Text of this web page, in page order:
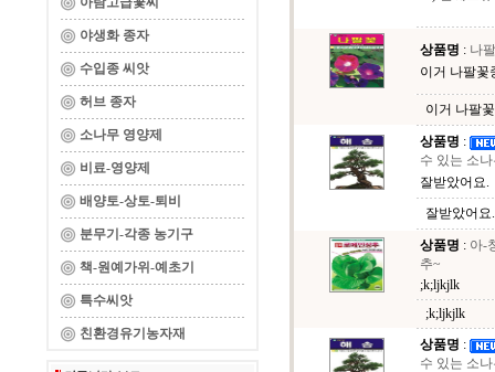
야생화 종자
수입종 씨앗
허브 종자
소나무 영양제
비료-영양제
배양토-상토-퇴비
분무기-각종 농기구
책-원예가위-예초기
특수씨앗
친환경유기농자재
상품명 : 나
이거 나팔꽃
이거 나팔
상품명 :
수 있는 소
잘받았어요.
잘받았어요.
상품명 : 아-
추~
;k;ljkjlk
;k;ljkjlk
상품명 :
수 있는 소